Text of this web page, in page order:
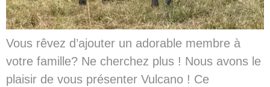
Vous rêvez d’ajouter un adorable membre à
votre famille? Ne cherchez plus ! Nous avons le
plaisir de vous présenter Vulcano ! Ce